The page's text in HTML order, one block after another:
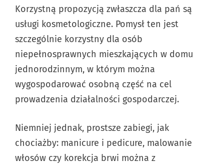
Korzystną propozycją zwłaszcza dla pań są
usługi kosmetologiczne. Pomysł ten jest
szczególnie korzystny dla osób
niepełnosprawnych mieszkających w domu
jednorodzinnym, w którym można
wygospodarować osobną część na cel
prowadzenia działalności gospodarczej.
Niemniej jednak, prostsze zabiegi, jak
chociażby: manicure i pedicure, malowanie
włosów czy korekcja brwi można z